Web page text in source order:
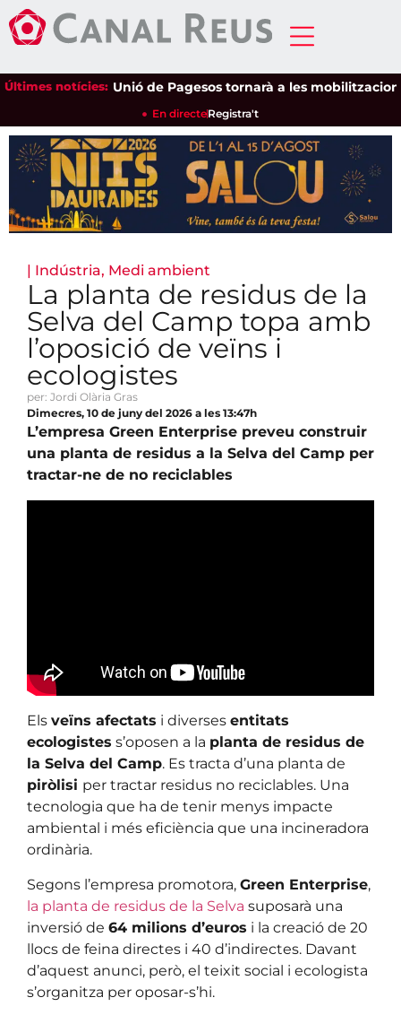
Últimes notícies:Unió de Pagesos tornarà a les mobilitzacions
En directeRegistra't
| Indústria, Medi ambient
La planta de residus de la
Selva del Camp topa amb
l’oposició de veïns i
ecologistes
per: Jordi Olària Gras
Dimecres, 10 de juny del 2026 a les 13:47h
L’empresa Green Enterprise preveu construir
una planta de residus a la Selva del Camp per
tractar-ne de no reciclables
Els veïns afectats i diverses entitats
ecologistes s’oposen a la planta de residus de
la Selva del Camp. Es tracta d’una planta de
piròlisi per tractar residus no reciclables. Una
tecnologia que ha de tenir menys impacte
ambiental i més eficiència que una incineradora
ordinària.
Segons l’empresa promotora, Green Enterprise,
la planta de residus de la Selva suposarà una
inversió de 64 milions d’euros i la creació de 20
llocs de feina directes i 40 d’indirectes. Davant
d’aquest anunci, però, el teixit social i ecologista
s’organitza per oposar-s’hi.